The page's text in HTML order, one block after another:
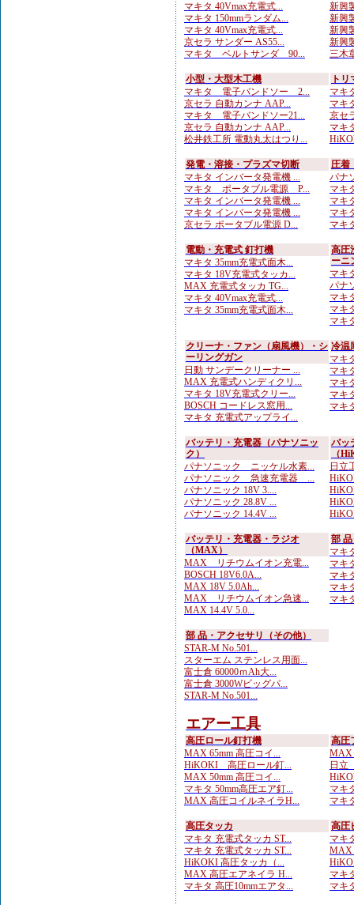
マキタ 40Vmax充電式...
マキタ 150mmランダム...
マキタ 40Vmax充電式...
京セラ サンダー AS55...
マキタ ベルトサンダ 90...
新興
新興
新興
新興
三木
小型・大型木工機
マキタ 電子バンドソー 2...
京セラ 自動カンナ AAP...
マキタ 電子バンドソー21...
京セラ 自動カンナ AAP...
松井鉄工所 電動丸太はつり...
ト
マキ
マキ
京セ
マキ
発電・溶接・プラズマ切断
マキタ インバータ発電機 ...
マキタ ポータブル電源 P...
マキタ インバータ発電機 ...
マキタ インバータ発電機 ...
京セラ ポータブル電源 D...
圧着
パナ
マキ
マキ
マキ
マキ
電動・充電式 釘打機
マキタ 35mm充電式面木...
マキタ 18V充電式タッカ...
MAX 充電式タッカ TG...
マキタ 40Vmax充電式...
マキタ 35mm充電式面木...
高圧
ーニ
マキ
パナ
マキ
マキ
マキ
クリーナ・ファン（扇風機）・シ
ーリングガン
日動 サンデークリーナー ...
MAX 充電式ハンディクリ...
マキタ 18V充電式クリー...
BOSCH コードレス窓用...
マキタ 充電式アップライ...
冷温
マキ
マキ
マキ
マキ
マキ
バッテリ・充電器（パナソニッ
ク）
パナソニック ニッケル水素...
パナソニック 急速充電器 ...
パナソニック 18V 3....
パナソニック 28.8V ...
パナソニック 14.4V ...
バッ
（
日立
バッテリ・充電器・ラジオ
（MAX）
MAX リチウムイオン充電...
BOSCH 18V6.0A...
MAX 18V 5.0Ah...
MAX リチウムイオン急速...
MAX 14.4V 5.0...
部
マキ
マキ
マキ
マキ
マキ
部 品・アクセサリ（その他）
STAR-M No.501...
スターエム ステンレス用面...
富士倉 60000ｍAh大...
富士倉 3000Wビッグパ...
STAR-M No.501...
エアー工具
高圧ロール釘打機
MAX 65mm 高圧コイ...
HiKOKI 高圧ロール釘...
MAX 50mm 高圧コイ...
マキタ 50mm高圧エア釘...
MAX 高圧コイルネイラH...
高圧
MAX
日立
マキ
マキ
高圧タッカ
マキタ 充電式タッカ ST...
マキタ 充電式タッカ ST...
HiKOKI 高圧タッカ（...
MAX 高圧エアネイラ H...
マキタ 高圧10mmエアタ...
高圧
マキ
MAX
マキ
マキ